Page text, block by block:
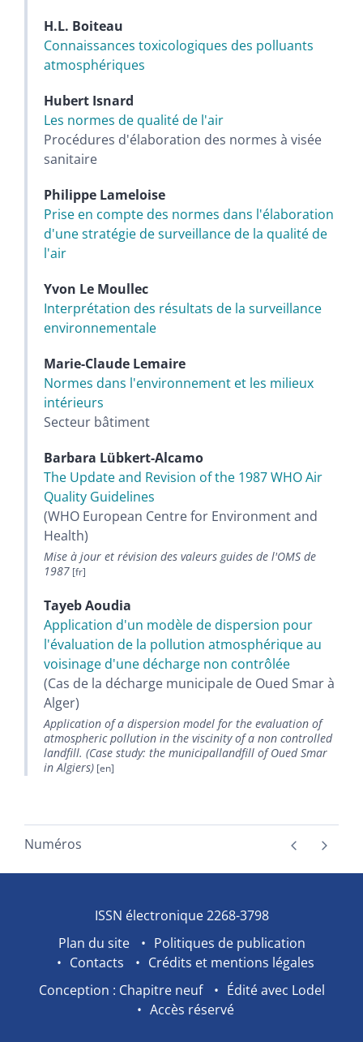
H.L. Boiteau
Connaissances toxicologiques des polluants
atmosphériques
Hubert Isnard
Les normes de qualité de l'air
Procédures d'élaboration des normes à visée
sanitaire
Philippe Lameloise
Prise en compte des normes dans l'élaboration
d'une stratégie de surveillance de la qualité de
l'air
Yvon Le Moullec
Interprétation des résultats de la surveillance
environnementale
Marie-Claude Lemaire
Normes dans l'environnement et les milieux
intérieurs
Secteur bâtiment
Barbara Lübkert-Alcamo
The Update and Revision of the 1987 WHO Air
Quality Guidelines
(WHO European Centre for Environment and
Health)
Mise à jour et révision des valeurs guides de l'OMS de
1987
TayebAoudia
Application d'un modèle de dispersion pour
l'évaluation de la pollution atmosphérique au
voisinage d'une décharge non contrôlée
(Cas de la décharge municipale de Oued Smar à
Alger)
Application of a dispersion model for the evaluation of
atmospheric pollution in the viscinity of a non controlled
landfill. (Case study: the municipallandfill of Oued Smar
in Algiers)
Numéros
ISSN électronique 2268-3798
Plan du site
Politiques de publication
Contacts
Crédits et mentions légales
Conception : Chapitre neuf
Édité avec Lodel
Accès réservé